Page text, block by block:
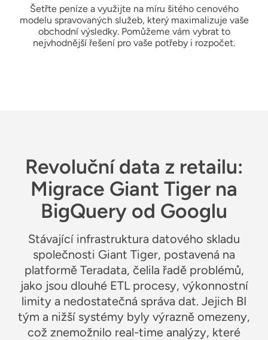
Šetřte peníze a využijte na míru šitého cenového
modelu spravovaných služeb, který maximalizuje vaše
obchodní výsledky. Pomůžeme vám vybrat to
nejvhodnější řešení pro vaše potřeby i rozpočet.
Revoluční data z retailu:
Migrace Giant Tiger na
BigQuery od Googlu
Stávající infrastruktura datového skladu
společnosti Giant Tiger, postavená na
platformě Teradata, čelila řadě problémů,
jako jsou dlouhé ETL procesy, výkonnostní
limity a nedostatečná správa dat. Jejich BI
tým a nižší systémy byly výrazně omezeny,
což znemožnilo real-time analýzy, které